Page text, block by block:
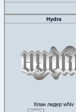
Hydra
Клан лидер wNv